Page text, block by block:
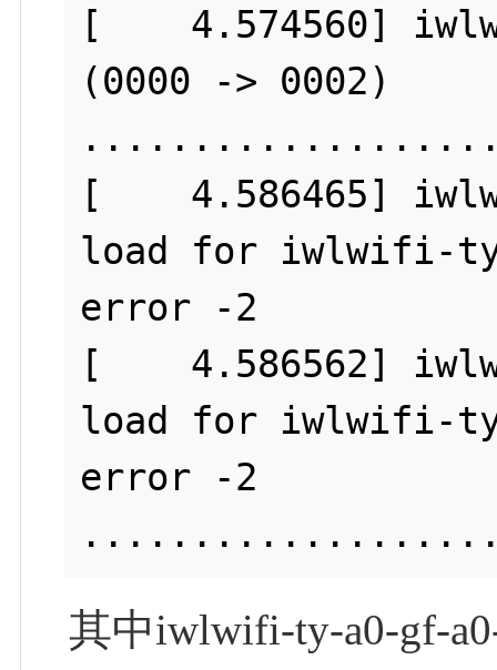
[    4.574560]
(0000 -> 0002)
[    4.586465]
load for iwlwifi-
error -2
[    4.586562]
load for iwlwifi-
error -2
其中iwlwifi-ty-a0-gf-